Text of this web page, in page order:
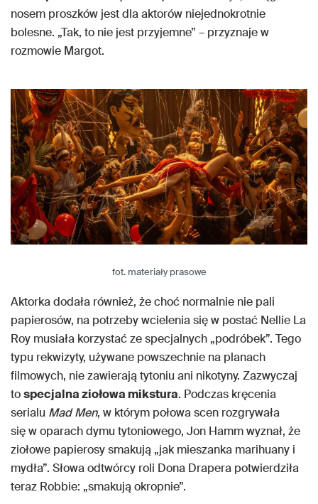
nosem proszków jest dla aktorów niejednokrotnie
bolesne. „Tak, to nie jest przyjemne” – przyznaje w
rozmowie Margot.
fot. materiały prasowe
Aktorka dodała również, że choć normalnie nie pali
papierosów, na potrzeby wcielenia się w postać Nellie La
Roy musiała korzystać ze specjalnych „podróbek”. Tego
typu rekwizyty, używane powszechnie na planach
filmowych, nie zawierają tytoniu ani nikotyny. Zazwyczaj
tospecjalna ziołowa mikstura. Podczas kręcenia
serialu Mad Men, w którym połowa scen rozgrywała
się w oparach dymu tytoniowego, Jon Hamm wyznał, że
ziołowe papierosy smakują „jak mieszanka marihuany i
mydła”. Słowa odtwórcy roli Dona Drapera potwierdziła
teraz Robbie: „smakują okropnie”.